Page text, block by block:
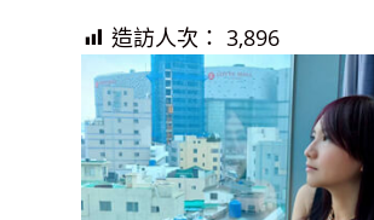
造訪人次： 3,896